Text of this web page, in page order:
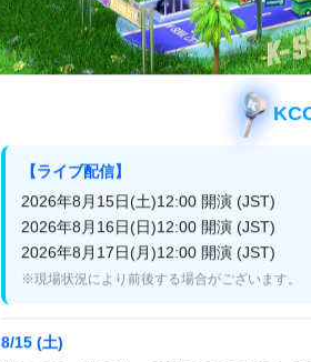
プライバシー
よくある質問
【ライブ配信】
2026年8月15日(土)12:00 開演 (JST)
2026年8月16日(日)12:00 開演 (JST)
2026年8月17日(月)12:00 開演 (JST)
※現場状況により前後する場合がございます。
8/15 (土)